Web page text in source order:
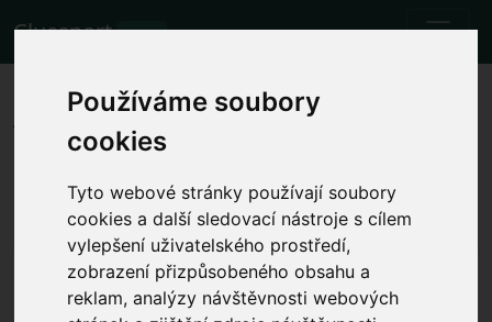
Používáme soubory
cookies
Tyto webové stránky používají soubory
cookies a další sledovací nástroje s cílem
vylepšení uživatelského prostředí,
zobrazení přizpůsobeného obsahu a
reklam, analýzy návštěvnosti webových
Cluesport BETA
Die besten Flugtarife und
Tickets für das Fußballspiel
Bologna gegen Napoli.
Spiele 24.9.2023 Bologna - Napoli
Lokale Spielzeit anzeigen
So. 24.9.2023 die Zeit wird festgelegt